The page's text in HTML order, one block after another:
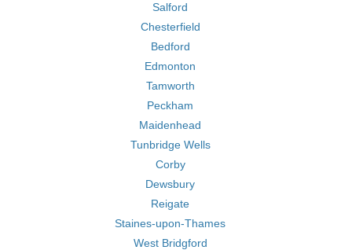
Salford
Chesterfield
Bedford
Edmonton
Tamworth
Peckham
Maidenhead
Tunbridge Wells
Corby
Dewsbury
Reigate
Staines-upon-Thames
West Bridgford